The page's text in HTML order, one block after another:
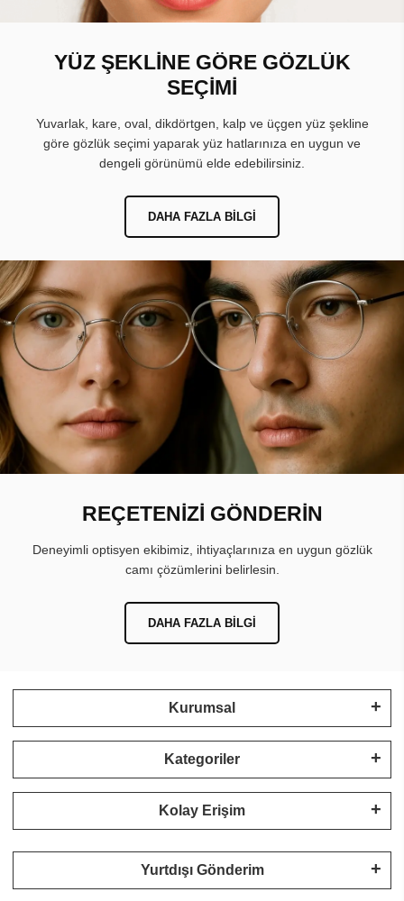
YÜZ ŞEKLİNE GÖRE GÖZLÜK
SEÇİMİ
Yuvarlak, kare, oval, dikdörtgen, kalp ve üçgen yüz şekline
göre gözlük seçimi yaparak yüz hatlarınıza en uygun ve
dengeli görünümü elde edebilirsiniz.
DAHA FAZLA BILGI
REÇETENİZİ GÖNDERİN
Deneyimli optisyen ekibimiz, ihtiyaçlarınıza en uygun gözlük
camı çözümlerini belirlesin.
DAHA FAZLA BILGI
Kurumsal
Kategoriler
Kolay Erişim
Yurtdışı Gönderim